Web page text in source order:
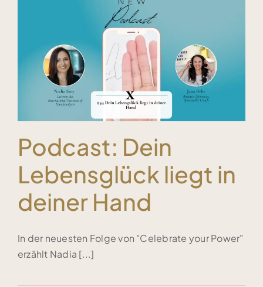
Podcast: Dein
Lebensglück liegt in
deiner Hand
In der neuesten Folge von "Celebrate your Power"
erzählt Nadia [...]